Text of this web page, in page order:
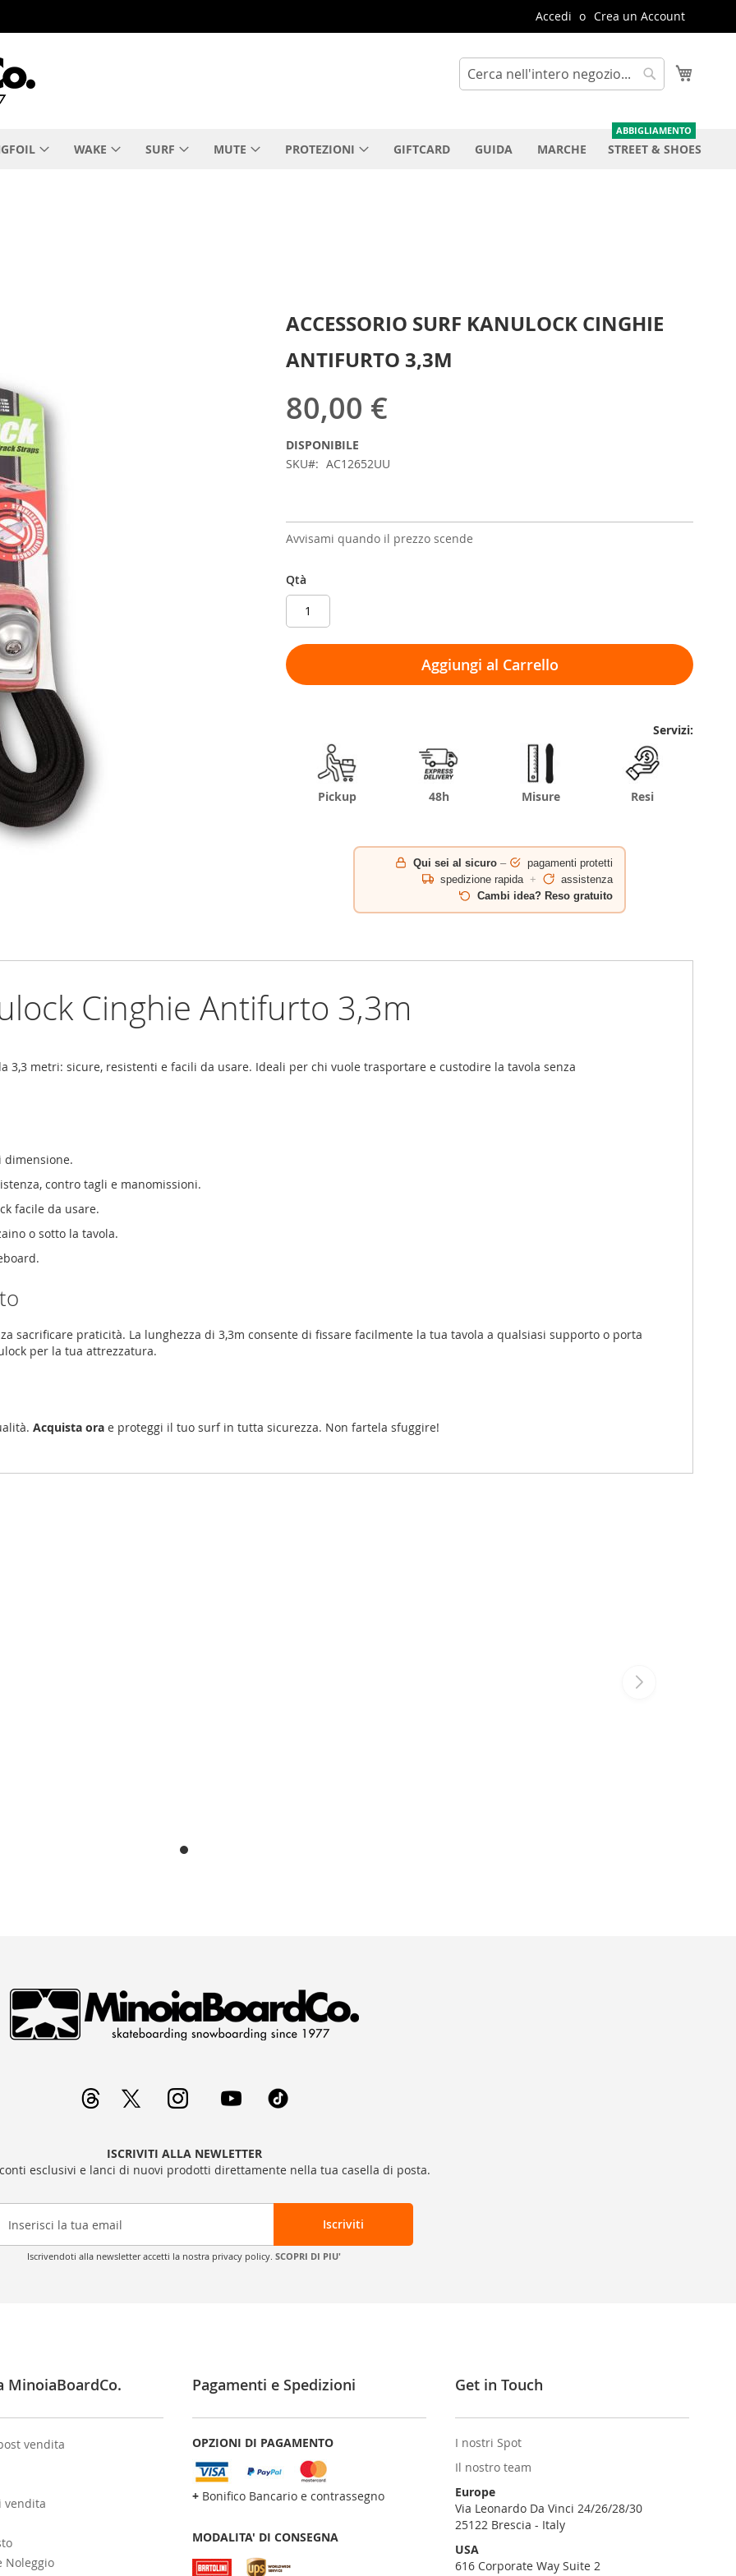
Accedi Crea un Account
Cerca
WAKE SURF MUTE PROTEZIONI GIFTCARD GUIDA MARCHE STREET & SHOES
ACCESSORIO SURF KANULOCK CINGHIE
ANTIFURTO 3,3M
80,00 €
DISPONIBILE
SKU
AC12652UU
Avvisami quando il prezzo scende
Qtà
Aggiungi al Carrello
Servizi:
Pickup 48h Misure Resi
Qui sei al sicuro –
pagamenti protetti
spedizione rapida +
assistenza
Cambi idea? Reso gratuito
Cinghie Antifurto 3,3m
3,3 metri: sicure, resistenti e facili da usare. Ideali per chi vuole trasportare e custodire la tavola senza
dimensione.
contro tagli e manomissioni.
facile da usare.
o sotto la tavola.
sacrificare praticità. La lunghezza di 3,3m consente di fissare facilmente la tua tavola a qualsiasi supporto o porta
per la tua attrezzatura.
Acquista ora e proteggi il tuo surf in tutta sicurezza. Non fartela sfuggire!
ISCRIVITI ALLA NEWLETTER
esclusivi e lanci di nuovi prodotti direttamente nella tua casella di posta.
Iscriviti
Iscrivendoti alla newsletter accetti la nostra privacy policy. SCOPRI DI PIU'
MinoiaBoardCo.
vendita
vendita
Noleggio
Pagamenti e Spedizioni
OPZIONI DI PAGAMENTO
+ Bonifico Bancario e contrassegno
MODALITA' DI CONSEGNA
Get in Touch
I nostri Spot
Il nostro team
Europe
Via Leonardo Da Vinci 24/26/28/30
25122 Brescia - Italy
USA
616 Corporate Way Suite 2